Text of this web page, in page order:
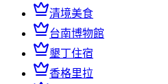
清境美食
台南博物館
墾丁住宿
香格里拉